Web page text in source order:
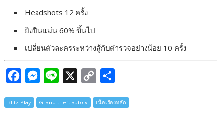
Headshots 12 ครั้ง
ยิงปืนแม่น 60% ขึ้นไป
เปลี่ยนตัวละครระหว่างสู้กับตำรวจอย่างน้อย 10 ครั้ง
c
M
s
n
p
a
Blitz Play Grand theft auto v เนื้อเรื่องหลัก